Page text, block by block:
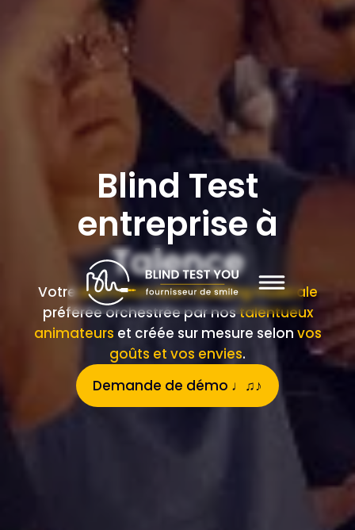
Blind Test
entreprise à
Talence
Votreanimation team building musicale
préférée orchestrée par nostalentueux
animateurs et créée sur mesure selon vos
goûts et vos envies.
Demande de démo ♩♫♪